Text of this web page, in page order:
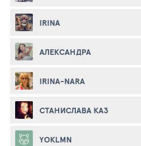
IRINA
АЛЕКСАНДРА
IRINA-NARA
СТАНИСЛАВА КАЗ
YOKLMN